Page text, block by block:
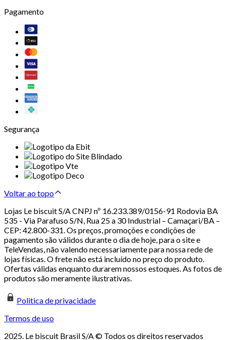
Pagamento
Segurança
Voltar ao topo
Lojas Le biscuit S/A CNPJ nº 16.233.389/0156-91 Rodovia BA
535 - Via Parafuso S/N, Rua 25 a 30 Industrial – Camaçari/BA –
CEP: 42.800-331. Os preços, promoções e condições de
pagamento são válidos durante o dia de hoje, para o site e
TeleVendas, não valendo necessariamente para nossa rede de
lojas físicas. O frete não está incluído no preço do produto.
Ofertas válidas enquanto durarem nossos estoques. As fotos de
produtos são meramente ilustrativas.
Politica de privacidade
Termos de uso
2025. Le biscuit Brasil S/A © Todos os direitos reservados